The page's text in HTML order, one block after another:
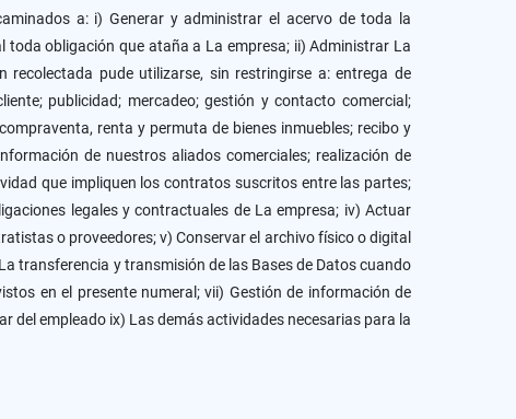
a: i) Generar y administrar el acervo de toda la
toda obligación que ataña a La empresa; ii) Administrar La
pude utilizarse, sin restringirse a: entrega de
publicidad; mercadeo; gestión y contacto comercial;
renta y permuta de bienes inmuebles; recibo y
de nuestros aliados comerciales; realización de
que impliquen los contratos suscritos entre las partes;
legales y contractuales de La empresa; iv) Actuar
o proveedores; v) Conservar el archivo físico o digital
transferencia y transmisión de las Bases de Datos cuando
en el presente numeral; vii) Gestión de información de
del empleado ix) Las demás actividades necesarias para la